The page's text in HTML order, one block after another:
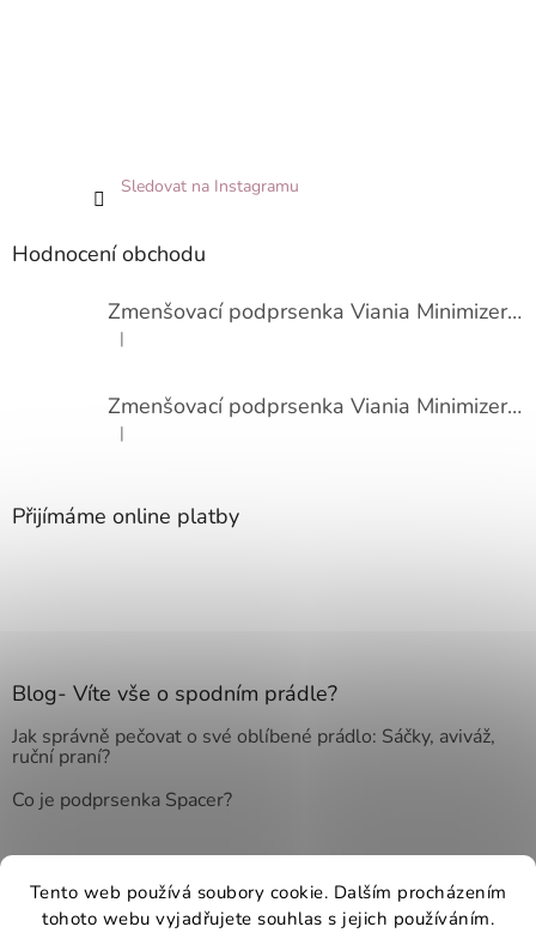
Tento web používá soubory cookie. Dalším procházením
tohoto webu vyjadřujete souhlas s jejich používáním.
Sledovat na Instagramu
Hodnocení obchodu
Zmenšovací podprsenka Viania Minimizer 14586
Hodnocení produktu je 3 z 5 hvězdiček.
|
Zmenšovací podprsenka Viania Minimizer 14586
Hodnocení produktu je 4 z 5 hvězdiček.
|
Přijímáme online platby
Blog- Víte vše o spodním prádle?
Jak správně pečovat o své oblíbené prádlo: Sáčky, aviváž,
ruční praní?
Co je podprsenka Spacer?
Vytvořil Shoptet